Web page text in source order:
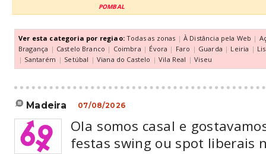
POMBAL
Ver esta categoria por regiao: Todas as zonas | À Distância pela Web |
Bragança | Castelo Branco | Coimbra | Évora | Faro | Guarda | Leiria |
| Santarém | Setúbal | Viana do Castelo | Vila Real | Viseu
madeira 07/08/2026
Ola somos casal e
festas swing ou spot liberais